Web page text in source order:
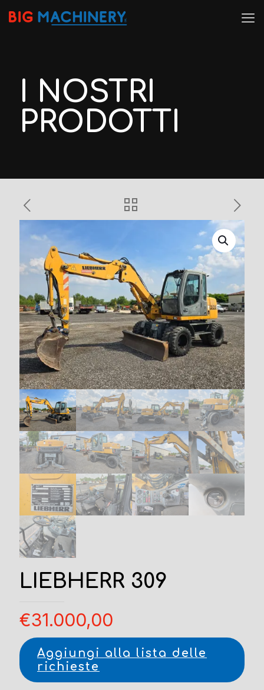
I NOSTRI
PRODOTTI
LIEBHERR 309
€31.000,00
Aggiungi alla lista delle
richieste